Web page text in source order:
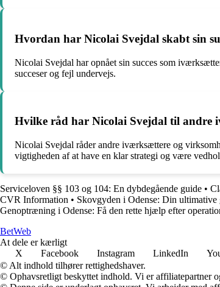
Hvordan har Nicolai Svejdal skabt sin
Nicolai Svejdal har opnået sin succes som
succeser og fejl undervejs.
Hvilke råd har Nicolai Svejdal til andre
Nicolai Svejdal råder andre iværksættere og
vigtigheden af at have en klar strategi og være
Serviceloven §§ 103 og 104: En dybdegående guide •
CVR Information • Skovgyden i Odense: Din
Genoptræning i Odense: Få den rette hjælp efter
BetWeb
At dele er kærligt
X
Facebook Instagram LinkedIn
© Alt indhold tilhører rettighedshaver.
© Ophavsretligt beskyttet indhold. Vi er affiliatepartner